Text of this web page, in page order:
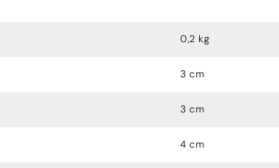
0,2 kg
3 cm
3 cm
4 cm